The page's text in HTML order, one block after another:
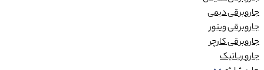
جاروبرقی دیمی
جاروبرقی ویتور
جاروبرقی کارچر
جارو رباتیک